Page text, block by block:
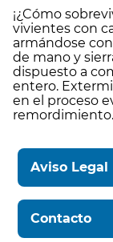
¡¿Cómo
vivientes con
armándose con
de mano y
dispuesto a
entero.
en el proceso
remordimiento.
Aviso Legal
Contacto